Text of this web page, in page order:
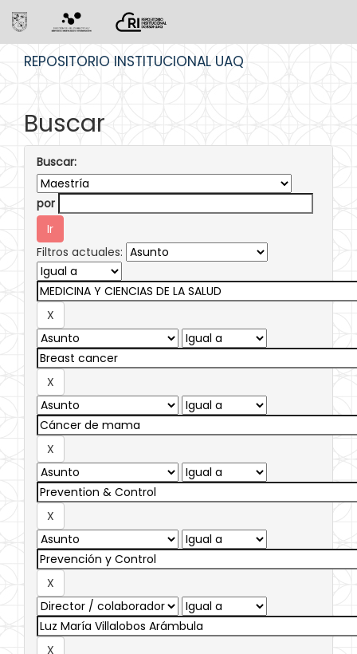
REPOSITORIO INSTITUCIONAL UAQ
Buscar
Buscar:
por
Filtros actuales: